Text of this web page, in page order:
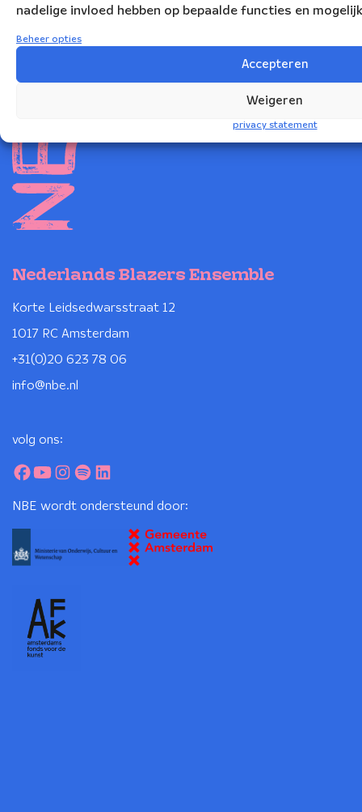
nadelige invloed hebben op bepaalde functies en
Beheer opties
Accepteren
Weigeren
privacy statement
Nederlands Blazers Ensemble
Korte Leidsedwarsstraat 12
1017 RC Amsterdam
+31(0)20 623 78 06
info@nbe.nl
volg ons:
NBE wordt ondersteund door: